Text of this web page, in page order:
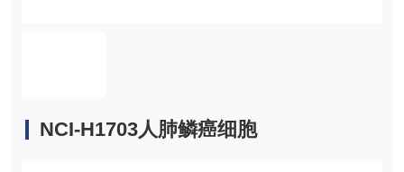
NCI-H1703人肺鳞癌细胞